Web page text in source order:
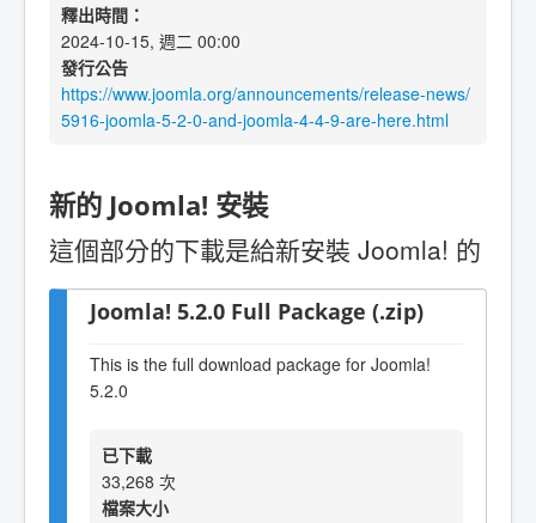
釋出時間：
2024-10-15, 週二 00:00
發行公告
https://www.joomla.org/announcements/release-news/
5916-joomla-5-2-0-and-joomla-4-4-9-are-here.html
新的 Joomla! 安裝
這個部分的下載是給新安裝 Joomla! 的
Joomla! 5.2.0 Full Package (.zip)
This is the full download package for Joomla!
5.2.0
已下載
33,268 次
檔案大小